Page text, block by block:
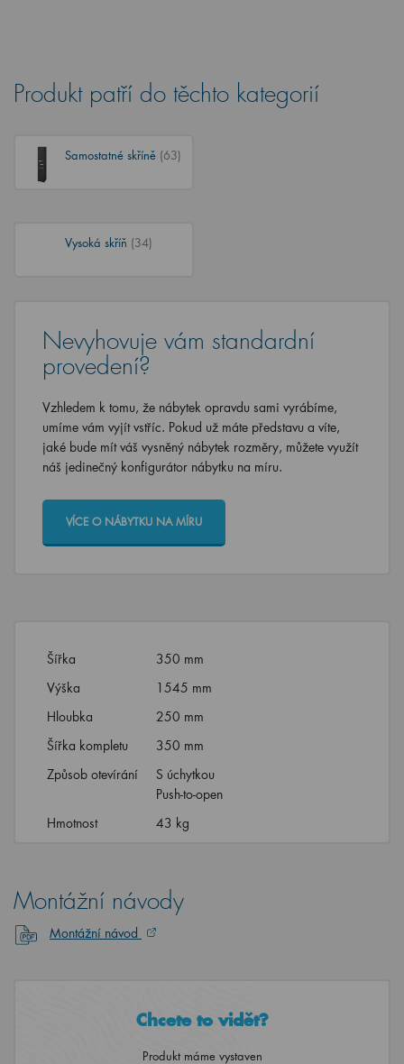
Produkt patří do těchto kategorií
Samostatné skříně (63)
Vysoká skříň (34)
Nevyhovuje vám standardní
provedení?
Vzhledem k tomu, že nábytek opravdu sami vyrábíme,
umíme vám vyjít vstříc. Pokud už máte představu a víte,
jaké bude mít váš vysněný nábytek rozměry, můžete využít
náš jedinečný konfigurátor nábytku na míru.
VÍCE O NÁBYTKU NA MÍRU
Šířka
350 mm
Výška
1545 mm
Hloubka
250 mm
Šířka kompletu
350 mm
Způsob otevírání
S úchytkou
Push-to-open
Hmotnost
43 kg
Montážní návody
Montážní návod
Chcete to vidět?
Produkt máme vystaven